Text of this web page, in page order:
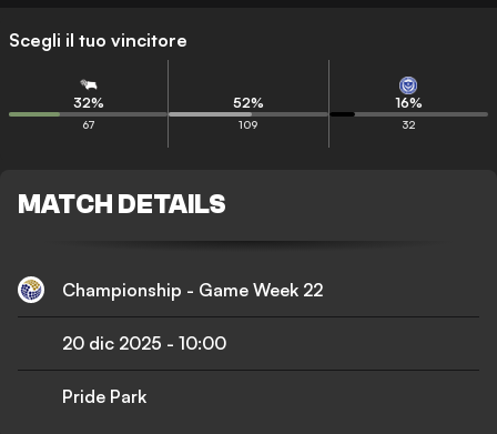
Scegli il tuo vincitore
32%
67
52%
109
16%
32
MATCH DETAILS
Championship - Game Week 22
20 dic 2025 - 10:00
Pride Park